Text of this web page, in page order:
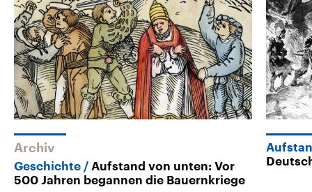
Archiv
Geschichte
Aufstand von unten: Vor
500 Jahren begannen die Bauernkriege